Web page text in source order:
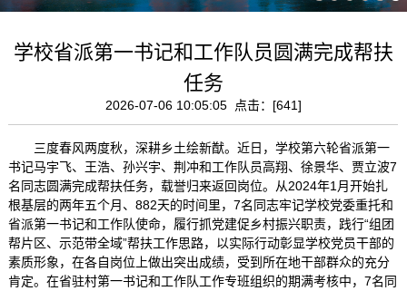
学校省派第一书记和工作队员圆满完成帮扶
任务
2026-07-06 10:05:05 点击：[641]
三度春风两度秋，深耕乡土绘新猷。近日，学校第六轮省派第一
书记马宇飞、王浩、孙兴宇、荆冲和工作队员高翔、徐景华、贾立波7
名同志圆满完成帮扶任务，载誉归来返回岗位。从2024年1月开始扎
根基层的两年五个月、882天的时间里，7名同志牢记学校党委重托和
省派第一书记和工作队使命，履行抓党建促乡村振兴职责，践行“组团
帮片区、示范带全域”帮扶工作思路，以实际行动彰显学校党员干部的
素质形象，在各自岗位上做出突出成绩，受到所在地干部群众的充分
肯定。在省驻村第一书记和工作队工作专班组织的期满考核中，7名同